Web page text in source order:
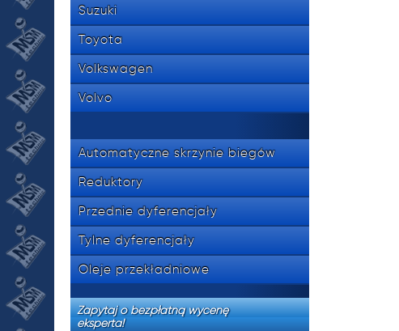
Suzuki
Toyota
Volkswagen
Volvo
Automatyczne skrzynie biegów
Reduktory
Przednie dyferencjały
Tylne dyferencjały
Oleje przekładniowe
Zapytaj o bezpłatną wycenę
eksperta!